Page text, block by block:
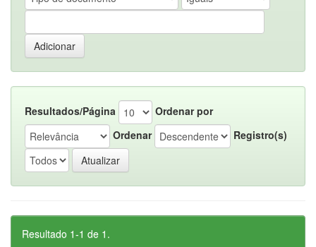
Resultados/Página
Ordenar por
Ordenar
Registro(s)
Resultado 1-1 de 1.